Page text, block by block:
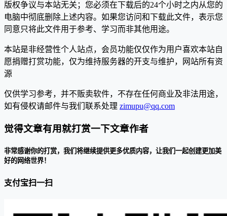
版权争议与本站无关；您必须在下载后的24个小时之内从您的
电脑中彻底删除上述内容。如果您访问和下载此文件，表示您
同意只将此文件用于参考、学习而非其他用途。
本站是非经营性个人站点，会员功能仅仅作为用户喜欢本站自
愿捐赠打赏功能，仅为维持服务器的开支与维护，网站所有资
源
仅供学习参考，并不贩卖软件，不存在任何商业及非法用途，
如有侵权请邮件与我们联系处理 zimupu@qq.com
觉得文章有用就打赏一下文章作者
非常感谢你的打赏，我们将继续提供更多优质内容，让我们一起创建更加美
好的网络世界！
支付宝扫一扫